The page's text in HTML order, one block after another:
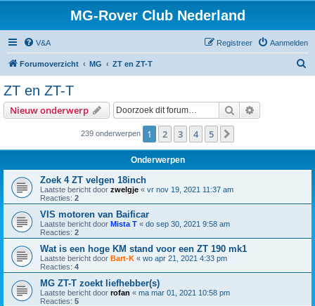
MG-Rover Club Nederland
V&A Aanmelden
Registreer
Forumoverzicht MG ZT en ZT-T
ZT en ZT-T
Nieuw onderwerp Zoek
239 onderwerpen 1 2 3 4 5
Onderwerpen
Zoek 4 ZT velgen 18inch
Laatste bericht door zwelgje « vr nov 19, 2021 11:37 am
Reacties: 2
VIS motoren van Baificar
Laatste bericht door Mista T « do sep 30, 2021 9:58 am
Reacties: 2
Wat is een hoge KM stand voor een ZT 190 mk1
Laatste bericht door Bart-K « wo apr 21, 2021 4:33 pm
Reacties: 4
MG ZT-T zoekt liefhebber(s)
Laatste bericht door rofan « ma mar 01, 2021 10:58 pm
Reacties: 5